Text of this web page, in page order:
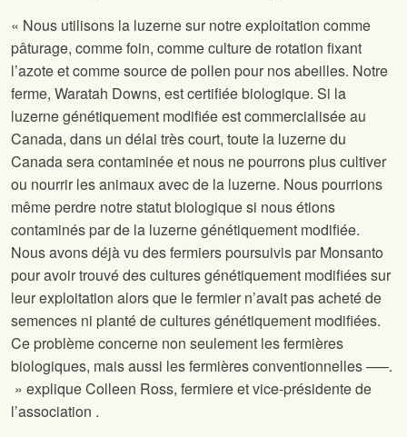
« Nous utilisons la luzerne sur notre exploitation comme
pâturage, comme foin, comme culture de rotation fixant
l’azote et comme source de pollen pour nos abeilles. Notre
ferme, Waratah Downs, est certifiée biologique. Si la
luzerne génétiquement modifiée est commercialisée au
Canada, dans un délai très court, toute la luzerne du
Canada sera contaminée et nous ne pourrons plus cultiver
ou nourrir les animaux avec de la luzerne. Nous pourrions
même perdre notre statut biologique si nous étions
contaminés par de la luzerne génétiquement modifiée.
Nous avons déjà vu des fermiers poursuivis par Monsanto
pour avoir trouvé des cultures génétiquement modifiées sur
leur exploitation alors que le fermier n’avait pas acheté de
semences ni planté de cultures génétiquement modifiées.
Ce problème concerne non seulement les fermières
biologiques, mais aussi les fermières conventionnelles —–.
» explique Colleen Ross, fermiere et vice-présidente de
l’association .